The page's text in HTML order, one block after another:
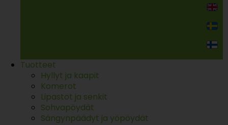
Tuotteet
Hyllyt ja kaapit
Komerot
Lipastot ja senkit
Sohvapöydät
Sängynpäädyt ja yöpöydät